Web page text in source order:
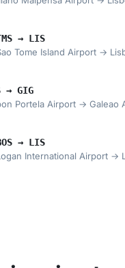
→ LIS
→ GIG
→ LIS